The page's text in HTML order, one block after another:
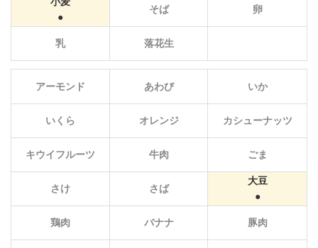
そば 卵
乳 落花生
アーモンド あわび いか
いくら オレンジ カシューナッツ
キウイフルーツ 牛肉 ごま
さけ さば
大豆
鶏肉 バナナ 豚肉